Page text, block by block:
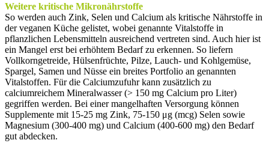
Weitere kritische Mikronährstoffe
So werden auch Zink, Selen und Calcium als kritische Nährstoffe in
der veganen Küche gelistet, wobei genannte Vitalstoffe in
pflanzlichen Lebensmitteln ausreichend vertreten sind. Auch hier ist
ein Mangel erst bei erhöhtem Bedarf zu erkennen. So liefern
Vollkorngetreide, Hülsenfrüchte, Pilze, Lauch- und Kohlgemüse,
Spargel, Samen und Nüsse ein breites Portfolio an genannten
Vitalstoffen. Für die Calciumzufuhr kann zusätzlich zu
calciumreichem Mineralwasser (> 150 mg Calcium pro Liter)
gegriffen werden. Bei einer mangelhaften Versorgung können
Supplemente mit 15-25 mg Zink, 75-150 μg (mcg) Selen sowie
Magnesium (300-400 mg) und Calcium (400-600 mg) den Bedarf
gut abdecken.